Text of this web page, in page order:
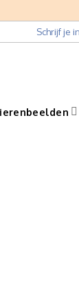
Schrijf je